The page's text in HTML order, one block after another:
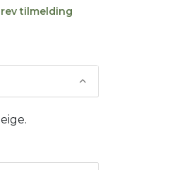
tilmelding